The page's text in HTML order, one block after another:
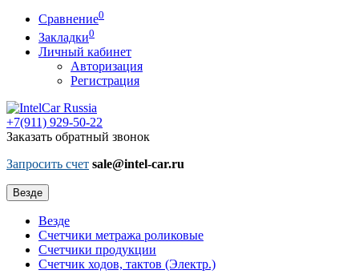
Сравнение0
Закладки0
Личный кабинет
Авторизация
Регистрация
+7(911) 929-50-22
Заказать обратный звонок
Запросить счет sale@intel-car.ru
Везде
Везде
Счетчики метража роликовые
Счетчики продукции
Счетчик ходов, тактов (Электр.)